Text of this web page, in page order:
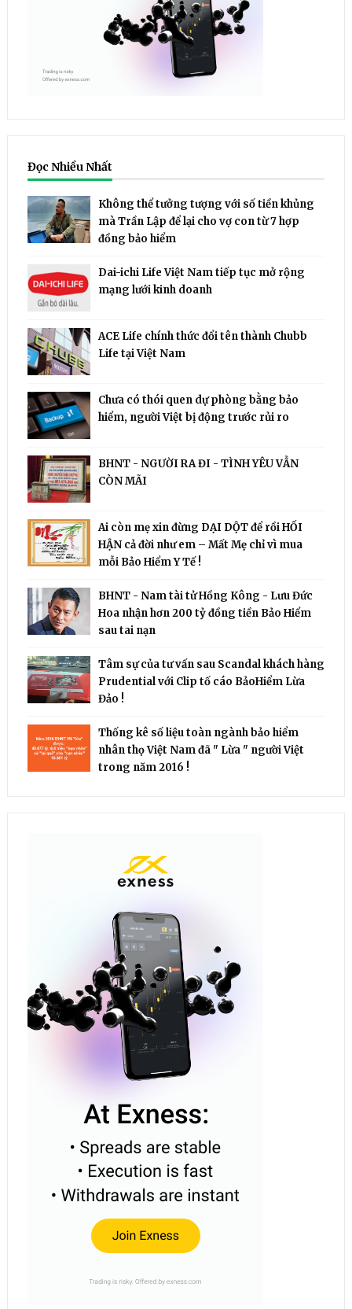
Đọc Nhiều Nhất
Không thể tưởng tượng với số tiền khủng
mà Trần Lập để lại cho vợ con từ 7 hợp
đồng bảo hiểm
Dai-ichi Life Việt Nam tiếp tục mở rộng
mạng lưới kinh doanh
ACE Life chính thức đổi tên thành Chubb
Life tại Việt Nam
Chưa có thói quen dự phòng bằng bảo
hiểm, người Việt bị động trước rủi ro
BHNT - NGƯỜI RA ĐI - TÌNH YÊU VẪN
CÒN MÃI
Ai còn mẹ xin đừng DẠI DỘT để rồi HỐI
HẬN cả đời như em – Mất Mẹ chỉ vì mua
mỗi Bảo Hiểm Y Tế !
BHNT - Nam tài tử Hồng Kông - Lưu Đức
Hoa nhận hơn 200 tỷ đồng tiền Bảo Hiểm
sau tai nạn
Tâm sự của tư vấn sau Scandal khách hàng
Prudential với Clip tố cáo BảoHiểm Lừa
Đảo !
Thống kê số liệu toàn ngành bảo hiểm
nhân thọ Việt Nam đã " Lừa " người Việt
trong năm 2016 !